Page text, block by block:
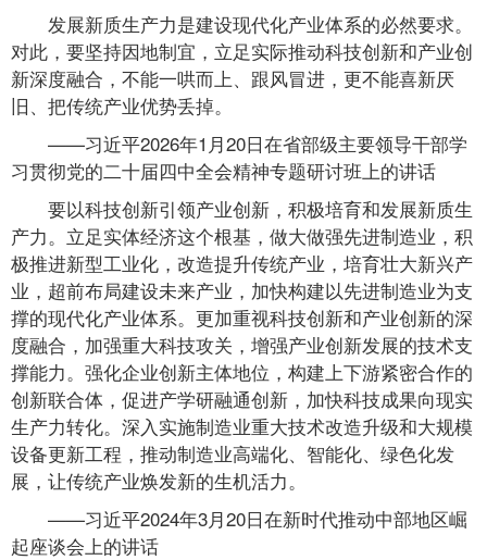
发展新质生产力是建设现代化产业体系的必然要求。
对此，要坚持因地制宜，立足实际推动科技创新和产业创
新深度融合，不能一哄而上、跟风冒进，更不能喜新厌
旧、把传统产业优势丢掉。
——习近平2026年1月20日在省部级主要领导干部学
习贯彻党的二十届四中全会精神专题研讨班上的讲话
要以科技创新引领产业创新，积极培育和发展新质生
产力。立足实体经济这个根基，做大做强先进制造业，积
极推进新型工业化，改造提升传统产业，培育壮大新兴产
业，超前布局建设未来产业，加快构建以先进制造业为支
撑的现代化产业体系。更加重视科技创新和产业创新的深
度融合，加强重大科技攻关，增强产业创新发展的技术支
撑能力。强化企业创新主体地位，构建上下游紧密合作的
创新联合体，促进产学研融通创新，加快科技成果向现实
生产力转化。深入实施制造业重大技术改造升级和大规模
设备更新工程，推动制造业高端化、智能化、绿色化发
展，让传统产业焕发新的生机活力。
——习近平2024年3月20日在新时代推动中部地区崛
起座谈会上的讲话